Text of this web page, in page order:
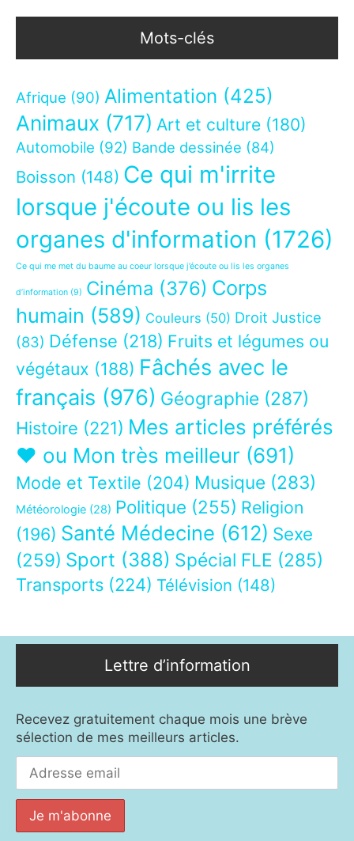
Mots-clés
Afrique (90) Alimentation (425)
Animaux (717) Art et culture (180)
Automobile (92) Bande dessinée (84)
Boisson (148) Ce qui m'irrite
lorsque j'écoute ou lis les
organes d'information (1726)
Ce qui me met du baume au coeur lorsque j’écoute ou lis les organes
d’information (9) Cinéma (376) Corps
humain (589) Couleurs (50) Droit Justice
(83) Défense (218) Fruits et légumes ou
végétaux (188) Fâchés avec le
français (976) Géographie (287)
Histoire (221) Mes articles préférés
❤ ou Mon très meilleur (691)
Mode et Textile (204) Musique (283)
Météorologie (28) Politique (255) Religion
(196) Santé Médecine (612) Sexe
(259) Sport (388) Spécial FLE (285)
Transports (224) Télévision (148)
Lettre d’information
Recevez gratuitement chaque mois une brève
sélection de mes meilleurs articles.